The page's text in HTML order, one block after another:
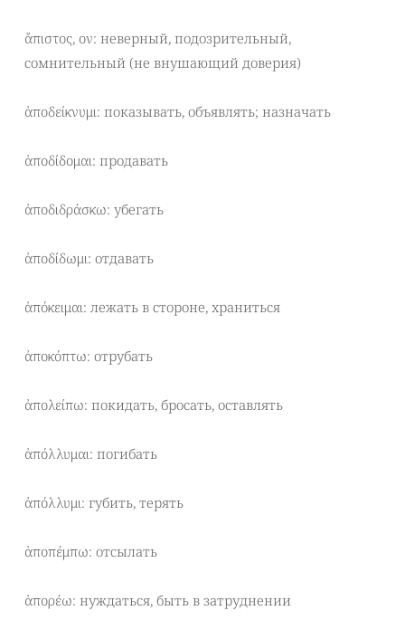
ἄπιστος, ον: неверный, подозрительный,
сомнительный (не внушающий доверия)
ἀποδείκνυμι: показывать, объявлять; назначать
ἀποδίδομαι: продавать
ἀποδιδράσκω: убегать
ἀποδίδωμι: отдавать
ἀπόκειμαι: лежать в стороне, храниться
ἀποκόπτω: отрубать
ἀπολείπω: покидать, бросать, оставлять
ἀπόλλυμαι: погибать
ἀπόλλυμι: губить, терять
ἀποπέμπω: отсылать
ἀπορέω: нуждаться, быть в затруднении